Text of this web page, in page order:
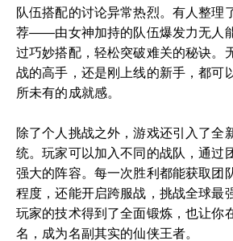
队伍搭配的讨论异常热烈。有人整理
荐——由女神加持的队伍爆发力无人
过巧妙搭配，轻松突破难关的秘诀。
战的高手，还是刚上线的新手，都可
所未有的成就感。
除了个人挑战之外，游戏还引入了全
统。玩家可以加入不同的战队，通过
强大的阵容。每一次胜利都能获取团
程度，还能开启跨服战，挑战全球最
玩家的技术得到了全面锻炼，也让你
名，成为名副其实的仙侠王者。